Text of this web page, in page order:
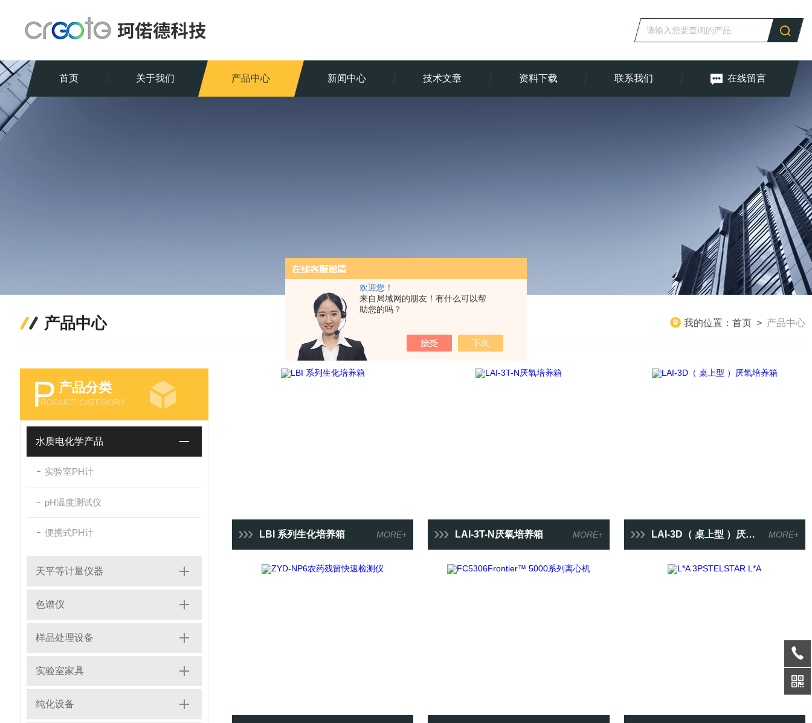
欢迎您！
来自局域网的朋友！有什么可以帮
助您的吗？
首页 关于我们 产品中心 新闻中心 技术文章 资料下载 联系我们 在线留言
产品中心 我的位置： 首页 > 产品中心
P 产品分类
RODUCT CATEGORY
水质电化学产品
实验室PH计
pH温度测试仪
便携式PH计
天平等计量仪器
色谱仪
样品处理设备
实验室家具
纯化设备
LBI 系列生化培养箱 MORE+ LAI-3T-N厌氧培养箱 MORE+ LAI-3D（ 桌上型 ）厌氧培养箱 MORE+